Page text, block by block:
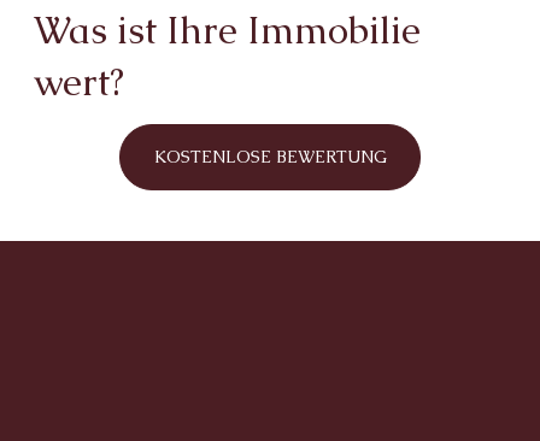
Was ist Ihre Immobilie
wert?
KOSTENLOSE BEWERTUNG